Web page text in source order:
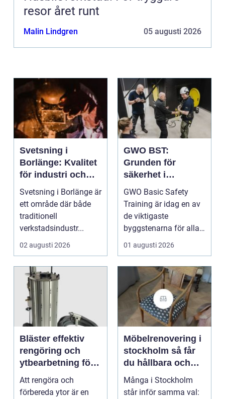
resor året runt
Malin Lindgren 05 augusti 2026
Svetsning i
Borlänge: Kvalitet
för industri och
konstruktion
Svetsning i Borlänge är
ett område där både
traditionell
verkstadsindustr...
02 augusti 2026
GWO BST:
Grunden för
säkerhet i
vindkraftsbransch
en
GWO Basic Safety
Training är idag en av
de viktigaste
byggstenarna för alla
som vill arbet...
01 augusti 2026
Bläster effektiv
rengöring och
ytbearbetning för
proffs och
hantverkare
Att rengöra och
förbereda ytor är en
Möbelrenovering i
stockholm så får
du hållbara och
vackra möbler
Många i Stockholm
står inför samma val: